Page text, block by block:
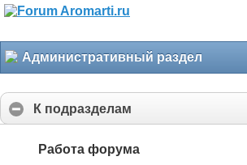
Административный раздел
К подразделам
Работа форума